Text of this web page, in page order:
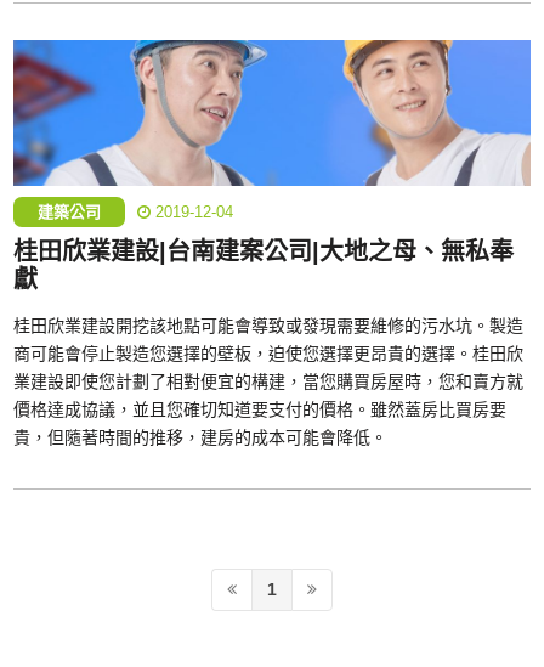
建築公司 2019-12-04
桂田欣業建設|台南建案公司|大地之母、無私奉
獻
桂田欣業建設開挖該地點可能會導致或發現需要維修的污水坑。製造
商可能會停止製造您選擇的壁板，迫使您選擇更昂貴的選擇。桂田欣
業建設即使您計劃了相對便宜的構建，當您購買房屋時，您和賣方就
價格達成協議，並且您確切知道要支付的價格。雖然蓋房比買房要
貴，但隨著時間的推移，建房的成本可能會降低。
1